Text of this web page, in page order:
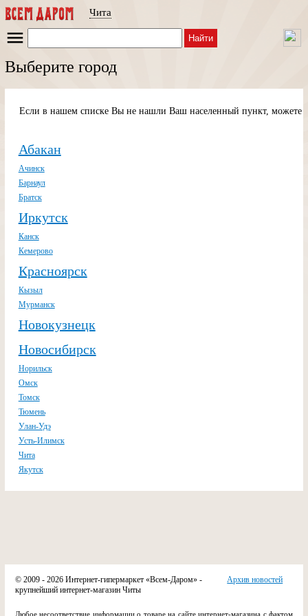
Чита
Найти
Выберите город
Если в нашем списке Вы не нашли Ваш населенный пункт, можете
Абакан
Ачинск
Барнаул
Братск
Иркутск
Канск
Кемерово
Красноярск
Кызыл
Мурманск
Новокузнецк
Новосибирск
Норильск
Омск
Томск
Тюмень
Улан-Удэ
Усть-Илимск
Чита
Якутск
Архив новостей
© 2009 - 2026 Интернет-гипермаркет «Всем-Даром» -
крупнейший интернет-магазин Читы
Любое несоответствие информации о товаре на сайте интернет-магазина с фактом